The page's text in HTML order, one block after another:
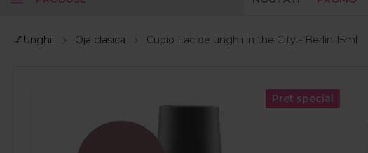
💅Unghii Oja clasica Cupio Lac de unghii in the City - Berlin 15ml
Pret special